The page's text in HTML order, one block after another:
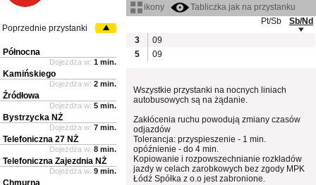
ikony
Tabliczka jak na przystanku
Pt/Sb
Sb/Nd
3
09
5
09
Wszystkie przystanki na nocnych liniach
autobusowych są na żądanie.
Zakłócenia ruchu powodują zmiany czasów
odjazdów
Tolerancja: przyspieszenie - 1 min.
opóźnienie - do 4 min.
Kopiowanie i rozpowszechnianie rozkładów
jazdy w celach zarobkowych bez zgody MPK
Łódź Spółka z o.o jest zabronione.
Poprzednie przystanki
Północna
Dojeżdża w: 1 min.
Kamińskiego
Dojeżdża w: 2 min.
Źródłowa
Dojeżdża w: 5 min.
Bystrzycka NŻ
Dojeżdża w: 7 min.
Telefoniczna 27 NŻ
Dojeżdża w: 8 min.
Telefoniczna Zajezdnia NŻ
Dojeżdża w: 9 min.
Chmurna